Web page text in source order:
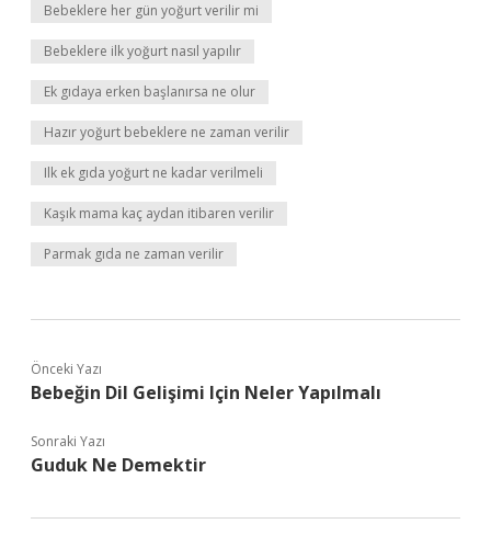
Bebeklere her gün yoğurt verilir mi
Bebeklere ilk yoğurt nasıl yapılır
Ek gıdaya erken başlanırsa ne olur
Hazır yoğurt bebeklere ne zaman verilir
Ilk ek gıda yoğurt ne kadar verilmeli
Kaşık mama kaç aydan itibaren verilir
Parmak gıda ne zaman verilir
Önceki Yazı
Bebeğin Dil Gelişimi Için Neler Yapılmalı
Sonraki Yazı
Guduk Ne Demektir